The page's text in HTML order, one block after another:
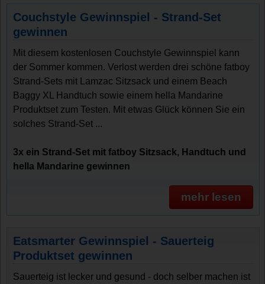
Couchstyle Gewinnspiel - Strand-Set
gewinnen
Mit diesem kostenlosen Couchstyle Gewinnspiel kann
der Sommer kommen. Verlost werden drei schöne fatboy
Strand-Sets mit Lamzac Sitzsack und einem Beach
Baggy XL Handtuch sowie einem hella Mandarine
Produktset zum Testen. Mit etwas Glück können Sie ein
solches Strand-Set ...
3x ein Strand-Set mit fatboy Sitzsack, Handtuch und
hella Mandarine gewinnen
mehr lesen
Eatsmarter Gewinnspiel - Sauerteig
Produktset gewinnen
Sauerteig ist lecker und gesund - doch selber machen ist